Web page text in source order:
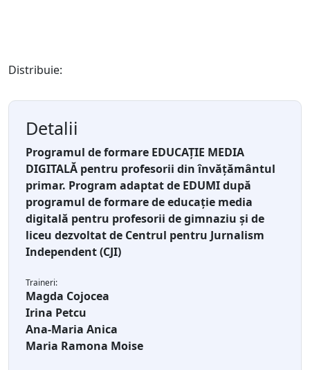
Distribuie:
Detalii
Programul de formare EDUCAȚIE MEDIA
DIGITALĂ pentru profesorii din învățământul
primar. Program adaptat de EDUMI după
programul de formare de educație media
digitală pentru profesorii de gimnaziu și de
liceu dezvoltat de Centrul pentru Jurnalism
Independent (CJI)
Traineri:
Magda Cojocea
Irina Petcu
Ana-Maria Anica
Maria Ramona Moise